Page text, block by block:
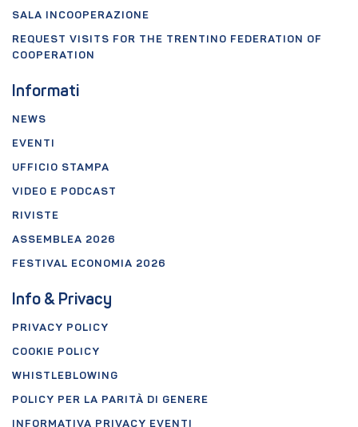
SALA INCOOPERAZIONE
REQUEST VISITS FOR THE TRENTINO FEDERATION OF
COOPERATION
Informati
NEWS
EVENTI
UFFICIO STAMPA
VIDEO E PODCAST
RIVISTE
ASSEMBLEA 2026
FESTIVAL ECONOMIA 2026
Info & Privacy
PRIVACY POLICY
COOKIE POLICY
WHISTLEBLOWING
POLICY PER LA PARITÀ DI GENERE
INFORMATIVA PRIVACY EVENTI